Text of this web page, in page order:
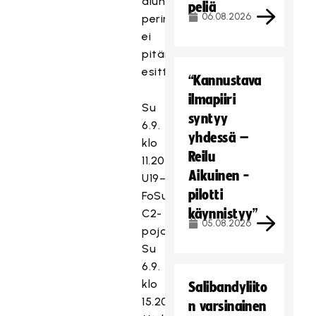
perin
ei
pitänyt
esittää.
Su
6.9.
klo
11.20
U19–
FoSu
C2-
pojat
Su
6.9.
klo
15.20
T
ä
s
ä
l
t
ö
o
n
e
s
t
peliä
06.08.2026
“Kannustava
ilmapiiri
syntyy
yhdessä –
Reilu
Aikuinen -
pilotti
käynnistyy”
05.08.2026
Salibandyliito
n varsinainen